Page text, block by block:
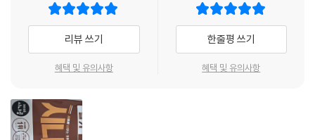
리뷰 쓰기
혜택 및 유의사항
한줄평 쓰기
혜택 및 유의사항